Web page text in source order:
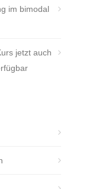
im bimodal
jetzt auch